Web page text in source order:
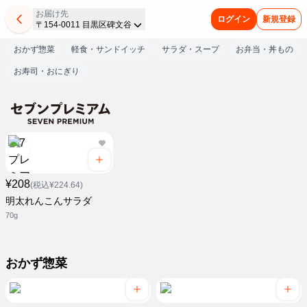
お届け先
〒154-0011 目黒区碑文谷
ログイン 新規登録
おかず惣菜 軽食・サンドイッチ サラダ・スープ お弁当・丼もの
お寿司・おにぎり
¥208(税込¥224.64)
明太れんこんサラダ
70g
おかず惣菜